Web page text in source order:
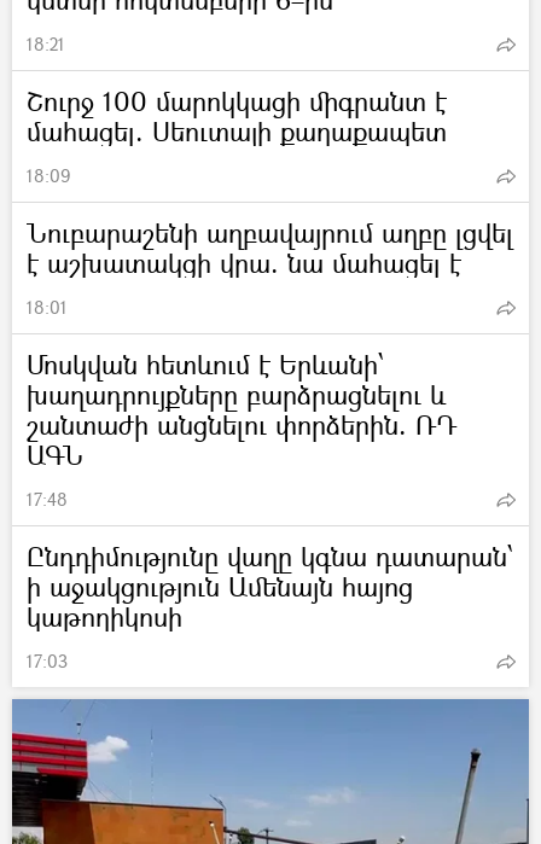
18:21
Շուրջ 100 մարոկկացի միգրանտ է
մահացել. Սեուտայի քաղաքապետ
18:09
Նուբարաշենի աղբավայրում աղբը լցվել
է աշխատակցի վրա. նա մահացել է
18:01
Մոսկվան հետևում է Երևանի՝
խաղադրույքները բարձրացնելու և
շանտաժի անցնելու փորձերին. ՌԴ
ԱԳՆ
17:48
Ընդդիմությունը վաղը կգնա դատարան՝
ի աջակցություն Ամենայն հայոց
կաթողիկոսի
17:03